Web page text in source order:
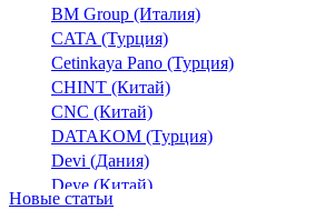
BM Group (Италия)
CATA (Турция)
Cetinkaya Pano (Турция)
CHINT (Китай)
CNC (Китай)
DATAKOM (Турция)
Devi (Дания)
Deye (Китай)
DigiTop (Украина)
Новые статьи